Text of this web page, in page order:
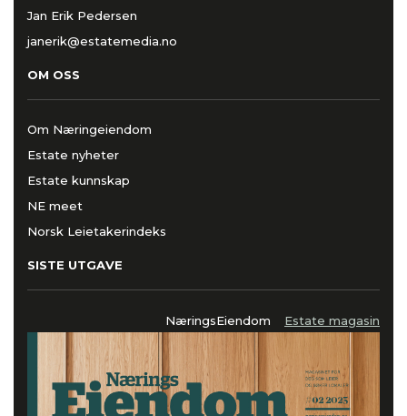
Jan Erik Pedersen
janerik@estatemedia.no
OM OSS
Om Næringeiendom
Estate nyheter
Estate kunnskap
NE meet
Norsk Leietakerindeks
SISTE UTGAVE
NæringsEiendom Estate magasin